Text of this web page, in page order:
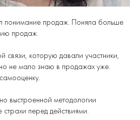
понимание продаж. Поняла больше
продаж.
которую давали участники,
не мало знаю в продажах уже.
выстроенной методологии
перед действиями.